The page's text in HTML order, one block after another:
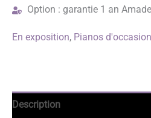
Option : garantie 1 an
En exposition, Pianos d'occasion
Description